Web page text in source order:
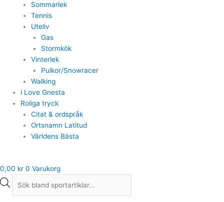
Sommarlek
Tennis
Uteliv
Gas
Stormkök
Vinterlek
Pulkor/Snowracer
Walking
i Love Gnesta
Roliga tryck
Citat & ordspråk
Ortsnamn Latitud
Världens Bästa
0,00 kr 0 Varukorg